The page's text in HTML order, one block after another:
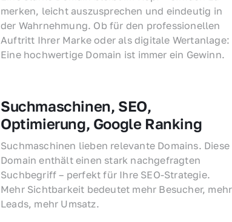
merken, leicht auszusprechen und eindeutig in
der Wahrnehmung. Ob für den professionellen
Auftritt Ihrer Marke oder als digitale Wertanlage:
Eine hochwertige Domain ist immer ein Gewinn.
Suchmaschinen, SEO,
Optimierung, Google Ranking
Suchmaschinen lieben relevante Domains. Diese
Domain enthält einen stark nachgefragten
Suchbegriff – perfekt für Ihre SEO-Strategie.
Mehr Sichtbarkeit bedeutet mehr Besucher, mehr
Leads, mehr Umsatz.